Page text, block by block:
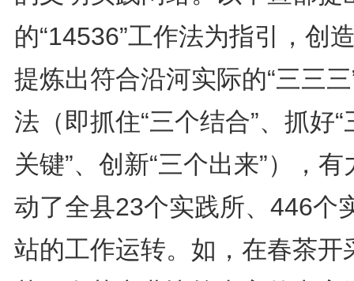
的“14536”工作法为指引，创
提炼出符合沿河实际的“三三
法（即抓住“三个结合”、抓好“
关键”、创新“三个出来”），有
动了全县23个实践所、446个
站的工作运转。如，在春茶开